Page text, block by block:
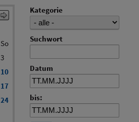
So
3
10
17
24
Kategorie
Suchwort
Datum
bis: